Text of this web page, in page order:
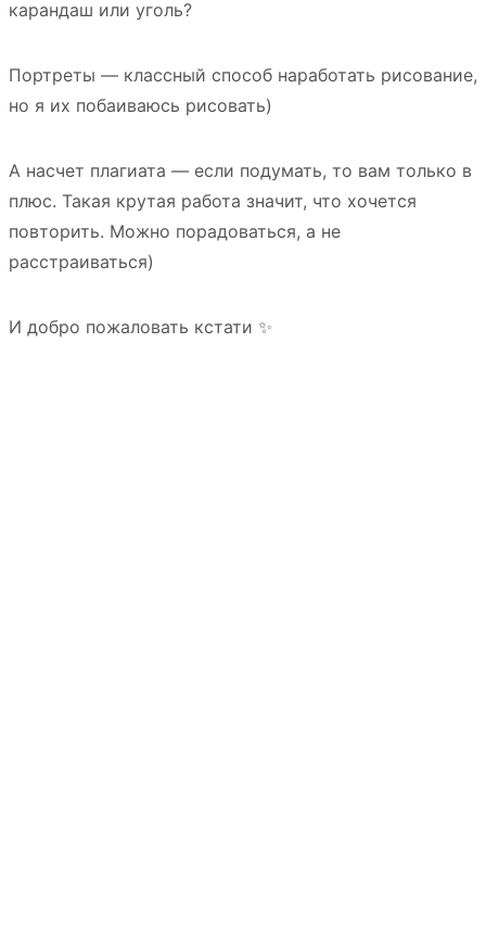
карандаш или уголь?
Портреты — классный способ наработать рисование,
но я их побаиваюсь рисовать)
А насчет плагиата — если подумать, то вам только в
плюс. Такая крутая работа значит, что хочется
повторить. Можно порадоваться, а не
расстраиваться)
И добро пожаловать кстати ✨